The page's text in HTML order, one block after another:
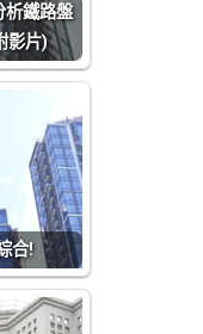
析鐵路盤
影片)
合!